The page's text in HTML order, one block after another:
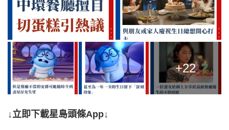
+22
↓立即下載星島頭條App↓